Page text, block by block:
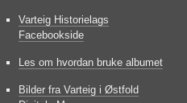
Varteig Historielags
Facebookside
Les om hvordan bruke albumet
Bilder fra Varteig i Østfold